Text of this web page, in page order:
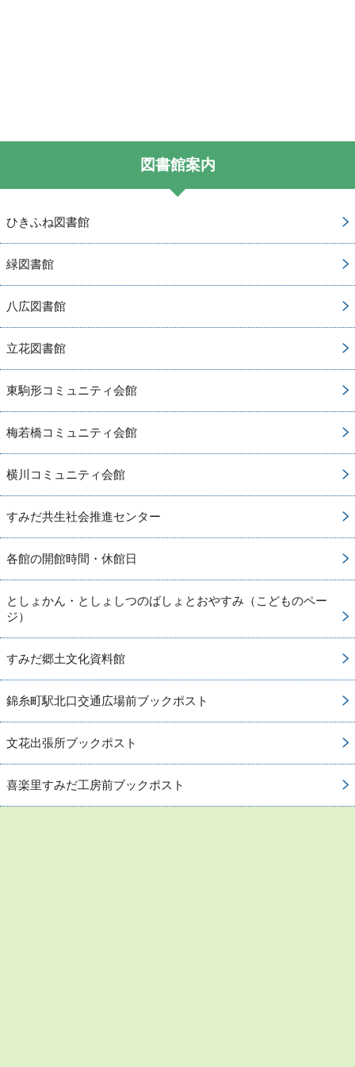
図書館案内
ひきふね図書館
緑図書館
八広図書館
立花図書館
東駒形コミュニティ会館
梅若橋コミュニティ会館
横川コミュニティ会館
すみだ共生社会推進センター
各館の開館時間・休館日
としょかん・としょしつのばしょとおやすみ（こどものペー
ジ）
すみだ郷土文化資料館
錦糸町駅北口交通広場前ブックポスト
文花出張所ブックポスト
喜楽里すみだ工房前ブックポスト